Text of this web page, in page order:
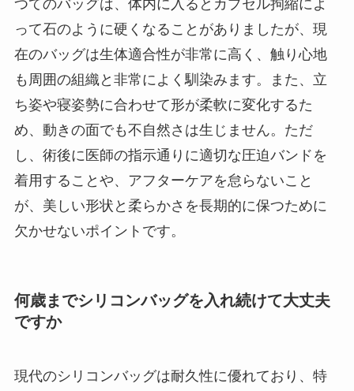
つてのバッグは、体内に入るとカプセル拘縮によ
って石のように硬くなることがありましたが、現
在のバッグは生体適合性が非常に高く、触り心地
も周囲の組織と非常によく馴染みます。また、立
ち姿や寝姿勢に合わせて形が柔軟に変化するた
め、動きの面でも不自然さは生じません。ただ
し、術後に医師の指示通りに適切な圧迫バンドを
着用することや、アフターケアを怠らないこと
が、美しい形状と柔らかさを長期的に保つために
欠かせないポイントです。
何歳までシリコンバッグを入れ続けて大丈夫
ですか
現代のシリコンバッグは耐久性に優れており、特